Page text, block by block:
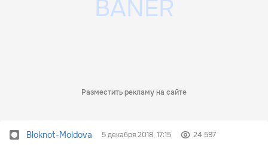
Разместить рекламу на сайте
Bloknot-Moldova 5 декабря 2018, 17:15 24 597